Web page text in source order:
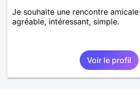
Je souhaite une rencontre
agréable, intéressant, simple.
Voir le profil